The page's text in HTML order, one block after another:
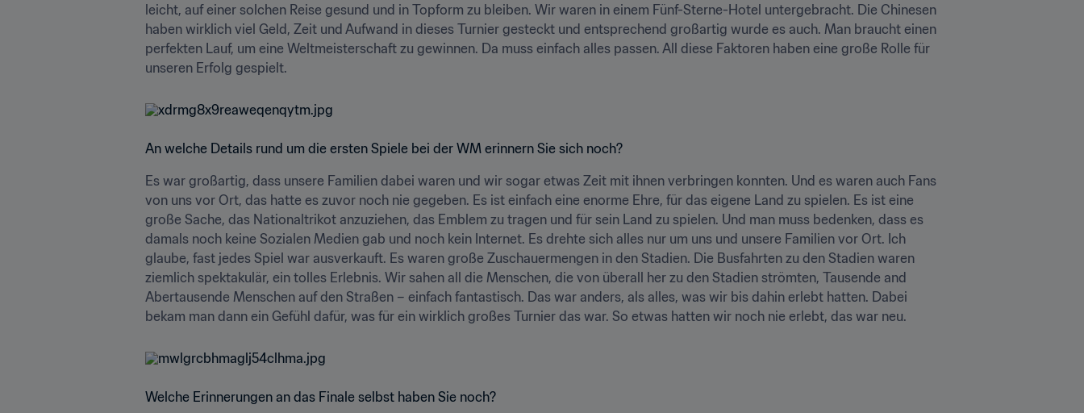
leicht, auf einer solchen Reise gesund und in Topform zu bleiben. Wir waren in einem Fünf-Sterne-Hotel untergebracht. Die Chinesen
haben wirklich viel Geld, Zeit und Aufwand in dieses Turnier gesteckt und entsprechend großartig wurde es auch. Man braucht einen
perfekten Lauf, um eine Weltmeisterschaft zu gewinnen. Da muss einfach alles passen. All diese Faktoren haben eine große Rolle für
unseren Erfolg gespielt.
An welche Details rund um die ersten Spiele bei der WM erinnern Sie sich noch?
Es war großartig, dass unsere Familien dabei waren und wir sogar etwas Zeit mit ihnen verbringen konnten. Und es waren auch Fans
von uns vor Ort, das hatte es zuvor noch nie gegeben. Es ist einfach eine enorme Ehre, für das eigene Land zu spielen. Es ist eine
große Sache, das Nationaltrikot anzuziehen, das Emblem zu tragen und für sein Land zu spielen. Und man muss bedenken, dass es
damals noch keine Sozialen Medien gab und noch kein Internet. Es drehte sich alles nur um uns und unsere Familien vor Ort. Ich
glaube, fast jedes Spiel war ausverkauft. Es waren große Zuschauermengen in den Stadien. Die Busfahrten zu den Stadien waren
ziemlich spektakulär, ein tolles Erlebnis. Wir sahen all die Menschen, die von überall her zu den Stadien strömten, Tausende and
Abertausende Menschen auf den Straßen – einfach fantastisch. Das war anders, als alles, was wir bis dahin erlebt hatten. Dabei
bekam man dann ein Gefühl dafür, was für ein wirklich großes Turnier das war. So etwas hatten wir noch nie erlebt, das war neu.
Welche Erinnerungen an das Finale selbst haben Sie noch?